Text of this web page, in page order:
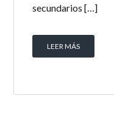
secundarios […]
LEER MÁS